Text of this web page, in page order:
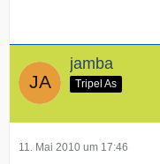
jamba
Tripel As
11. Mai 2010 um 17:46